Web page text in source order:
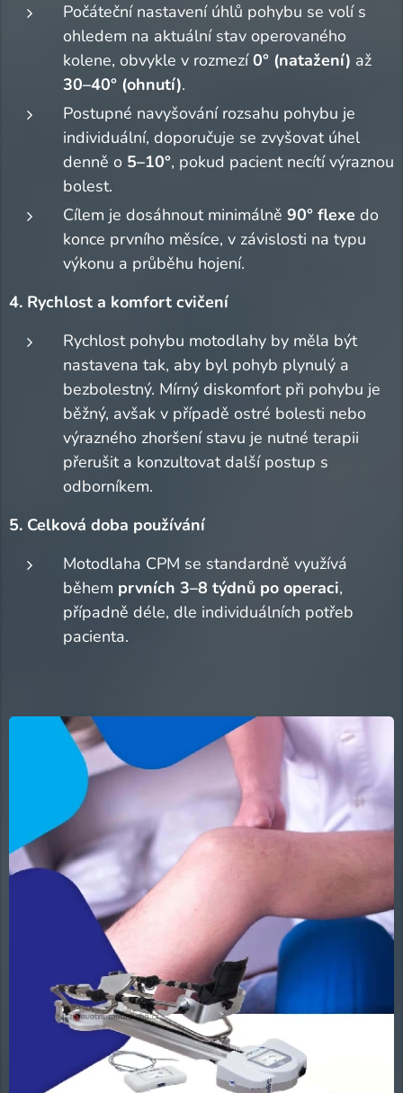
Počáteční nastavení úhlů pohybu se volí s
ohledem na aktuální stav operovaného
kolene, obvykle v rozmezí0° (natažení) až
30–40° (ohnutí).
Postupné navyšování rozsahu pohybu je
individuální, doporučuje se zvyšovat úhel
denně o 5–10°, pokud pacient necítí výraznou
bolest.
Cílem je dosáhnout minimálně 90° flexe do
konce prvního měsíce, v závislosti na typu
výkonu a průběhu hojení.
4. Rychlost a komfort cvičení
Rychlost pohybu motodlahy by měla být
nastavena tak, aby byl pohyb plynulý a
bezbolestný. Mírný diskomfort při pohybu je
běžný, avšak v případě ostré bolesti nebo
výrazného zhoršení stavu je nutné terapii
přerušit a konzultovat další postup s
odborníkem.
5. Celková doba používání
Motodlaha CPM se standardně využívá
během prvních 3–8 týdnů po operaci,
případně déle, dle individuálních potřeb
pacienta.